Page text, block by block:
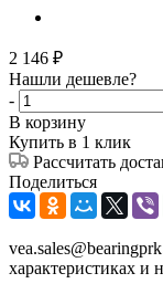
2 146 ₽
Нашли дешевле?
-
В корзину
Купить в 1 клик
Рассчитать
Поделиться
характеристиках